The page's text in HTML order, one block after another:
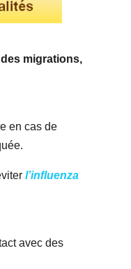
migrations,
en cas de
l’influenza
avec des